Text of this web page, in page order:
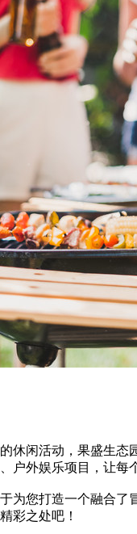
休闲活动，果盛生
户外娱乐项目，让每
为您打造一个融合了
彩之处吧！